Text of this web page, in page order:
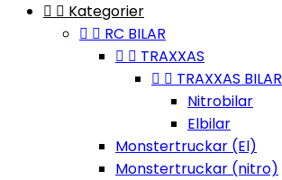
  Kategorier
  RC BILAR
  TRAXXAS
  TRAXXAS BILAR
Nitrobilar
Elbilar
Monstertruckar (El)
Monstertruckar (nitro)